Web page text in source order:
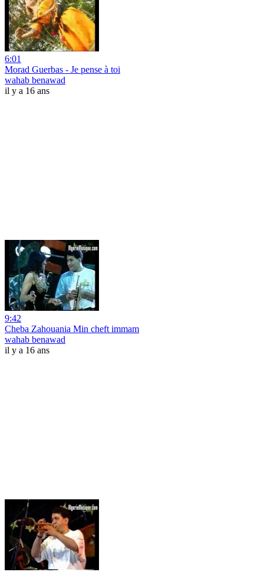
6:01
Morad Guerbas - Je pense à toi
wahab benawad
il y a 16 ans
9:42
Cheba Zahouania Min cheft immam
wahab benawad
il y a 16 ans